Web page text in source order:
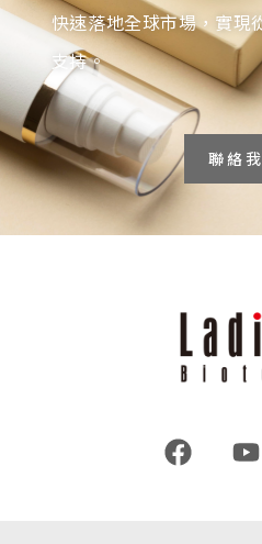
快速落地全球市場，實現
支持。
聯絡